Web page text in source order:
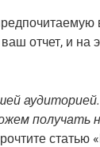
отчет, и на
получать
статью